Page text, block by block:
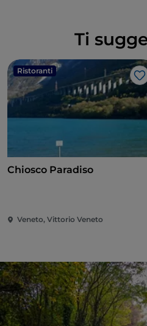
Ti
Ristoranti
Chiosco Paradiso
Veneto, Vittorio Veneto